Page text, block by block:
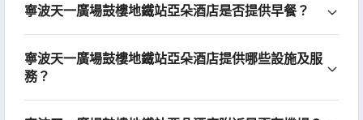
寧波天一廣場鼓樓地鐵站亞朵酒店是否提供早餐？
寧波天一廣場鼓樓地鐵站亞朵酒店提供哪些設施及服
務？